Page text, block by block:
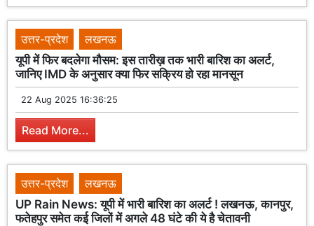
उत्तर-प्रदेश
लखनऊ
यूपी में फिर बदलेगा मौसम: इस तारीख़ तक भारी बारिश का अलर्ट,
जानिए IMD के अनुसार क्या फिर सक्रिय हो रहा मानसून
22 Aug 2025 16:36:25
Read More...
उत्तर-प्रदेश
लखनऊ
UP Rain News: यूपी में भारी बारिश का अलर्ट ! लखनऊ, कानपुर,
फतेहपुर समेत कई जिलों में अगले 48 घंटे की ये है चेतावनी